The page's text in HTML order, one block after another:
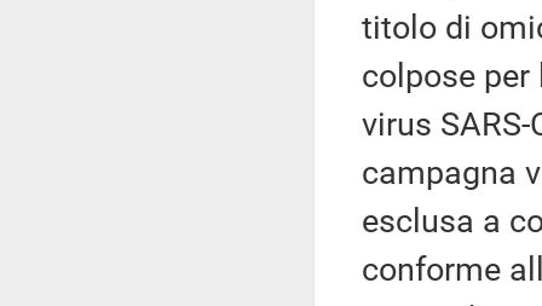
titolo di
colpose
virus
campagna
esclusa a
conforme